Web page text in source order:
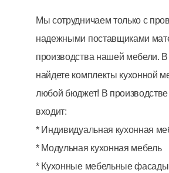
Мы сотрудничаем только с
надежными поставщиками
производства нашей мебели.
найдете комплекты кухонной
любой бюджет! В
входит:
* Индивидуальная кухонная
* Модульная кухонная мебель
* Кухонные мебельные